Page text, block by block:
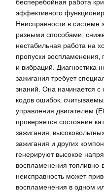
бесперебойная работа
эффективного
Неисправности в системе
разными способами:
нестабильная работа на
пропуски
и вибраций. Диагностика
зажигания требует
знаний. Она начинается с
кодов ошибок‚
управления двигателем
проверяется состояние
зажигания‚
зажигания и других
генерируют высокое
воспламенения
неисправность может
воспламенения в одном